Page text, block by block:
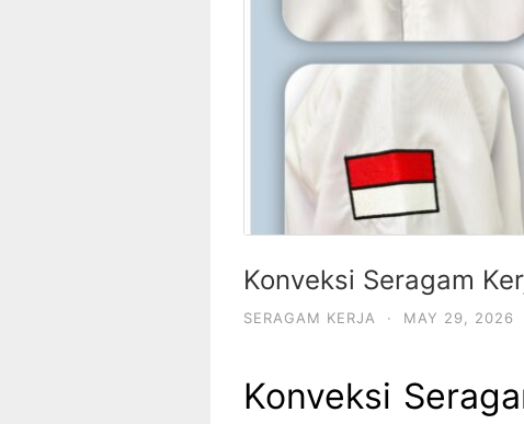
Konveksi Seragam
SERAGAM KERJA · MAY 29, 2026
Konveksi